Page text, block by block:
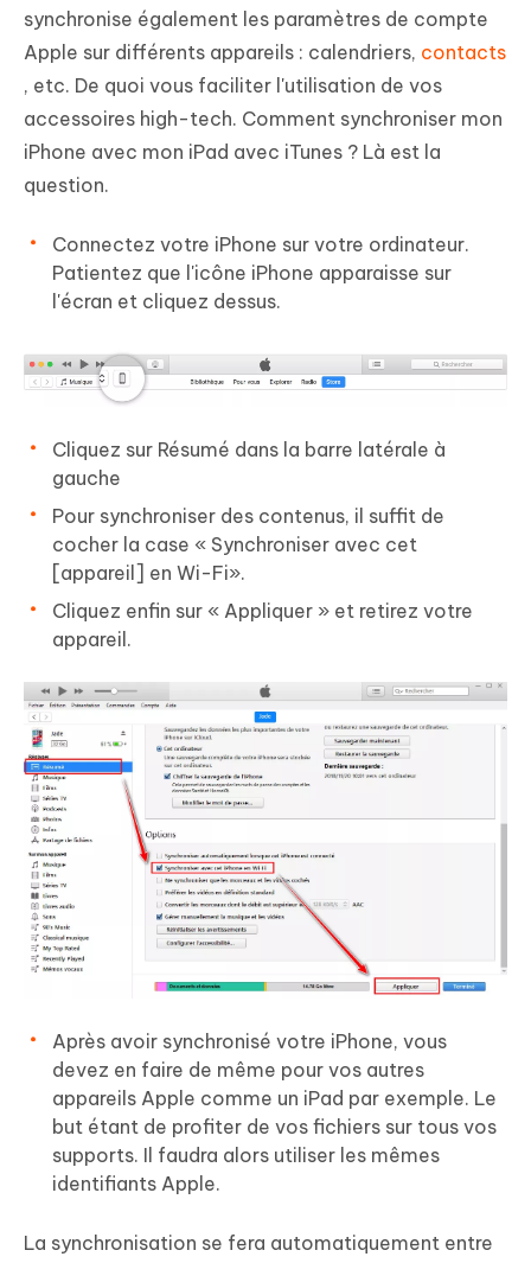
synchronise également les paramètres de compte
Apple sur différents appareils : calendriers, contacts
, etc. De quoi vous faciliter l'utilisation de vos
accessoires high-tech. Comment synchroniser mon
iPhone avec mon iPad avec iTunes ? Là est la
question.
Connectez votre iPhone sur votre ordinateur.
Patientez que l'icône iPhone apparaisse sur
l'écran et cliquez dessus.
Cliquez sur Résumé dans la barre latérale à
gauche
Pour synchroniser des contenus, il suffit de
cocher la case « Synchroniser avec cet
[appareil] en Wi-Fi».
Cliquez enfin sur « Appliquer » et retirez votre
appareil.
Après avoir synchronisé votre iPhone, vous
devez en faire de même pour vos autres
appareils Apple comme un iPad par exemple. Le
but étant de profiter de vos fichiers sur tous vos
supports. Il faudra alors utiliser les mêmes
identifiants Apple.
La synchronisation se fera automatiquement entre